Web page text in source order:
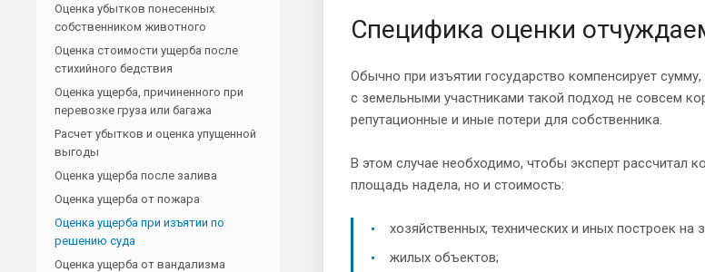
Специфика оценки
Обычно при изъятии государство компенсирует
с земельными участниками такой подход не совсем
репутационные и иные потери для собственника.
В этом случае необходимо, чтобы эксперт рассчитал
площадь надела, но и стоимость:
хозяйственных, технических и иных построек на
жилых объектов;
Оценка убытков понесенных
собственником животного
Оценка стоимости ущерба после
стихийного бедствия
Оценка ущерба, причиненного при
перевозке груза или багажа
Расчет убытков и оценка упущенной
выгоды
Оценка ущерба после залива
Оценка ущерба от пожара
Оценка ущерба при изъятии по
решению суда
Оценка ущерба от вандализма